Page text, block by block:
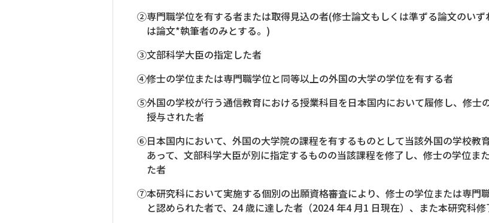
②専門職学位を有する者または取得見込の者(修士論文もしくは準ずる論文のい
は論文*執筆者のみとする。)
③文部科学大臣の指定した者
④修士の学位または専門職学位と同等以上の外国の大学の学位を有する者
⑤外国の学校が行う通信教育における授業科目を日本国内において履修し、修士
授与された者
⑥日本国内において、外国の大学院の課程を有するものとして当該外国の学校教
あって、文部科学大臣が別に指定するものの当該課程を修了し、修士の学位ま
た者
⑦本研究科において実施する個別の出願資格審査により、修士の学位または専門
と認められた者で、24 歳に達した者（2024 年4 月1 日現在）、また本研究科